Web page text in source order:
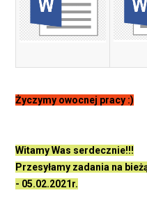
Życzymy owocnej pracy :)
Witamy Was serdecznie!!!
Przesyłamy zadania na
- 05.02.2021r.